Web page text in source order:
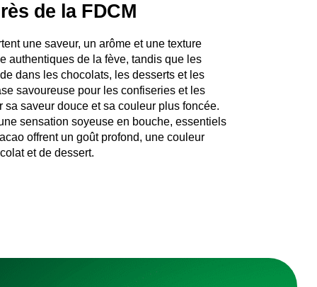
de la FDCM
une saveur, un arôme et une texture
authentiques de la fève, tandis que les
dans les chocolats, les desserts et les
savoureuse pour les confiseries et les
sa saveur douce et sa couleur plus foncée.
sensation soyeuse en bouche, essentiels
offrent un goût profond, une couleur
et de dessert.